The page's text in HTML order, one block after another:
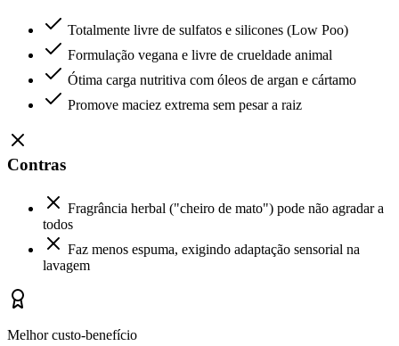
Totalmente livre de sulfatos e silicones (Low Poo)
Formulação vegana e livre de crueldade animal
Ótima carga nutritiva com óleos de argan e cártamo
Promove maciez extrema sem pesar a raiz
Contras
Fragrância herbal ("cheiro de mato") pode não agradar a
todos
Faz menos espuma, exigindo adaptação sensorial na
lavagem
Melhor custo-benefício